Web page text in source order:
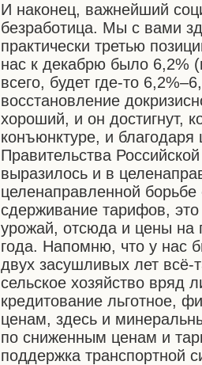
И наконец, важнейший
безработица. Мы с вами
практически третью
нас к декабрю было 6,2%
всего, будет где-то
восстановление
хороший, и он достигнут,
конъюнктуре, и
Правительства
выразилось и в
целенаправленной
сдерживание тарифов,
урожай, отсюда и цены на
года. Напомню, что у нас
двух засушливых лет всё-
сельское хозяйство вряд
кредитование льготное,
ценам, здесь и
по сниженным ценам и
поддержка транспортной